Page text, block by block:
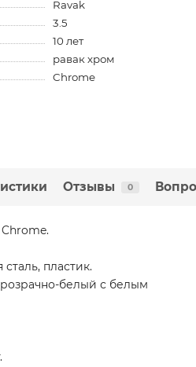
Ravak
3.5
10 лет
равак хром
Chrome
Отзывы 0
пластик.
белый с белым